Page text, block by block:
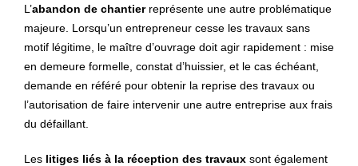
L’abandon de chantierreprésente une autre problématique
majeure. Lorsqu’un entrepreneur cesse les travaux sans
motif légitime, le maître d’ouvrage doit agir rapidement : mise
en demeure formelle, constat d’huissier, et le cas échéant,
demande en référé pour obtenir la reprise des travaux ou
l’autorisation de faire intervenir une autre entreprise aux frais
du défaillant.
Les litiges liés à la réception des travaux sont également